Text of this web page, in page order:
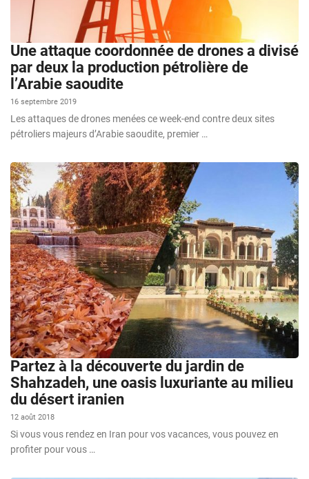
Une attaque coordonnée de drones a divisé
par deux la production pétrolière de
l’Arabie saoudite
16 septembre 2019
Les attaques de drones menées ce week-end contre deux sites
pétroliers majeurs d’Arabie saoudite, premier …
Partez à la découverte du jardin de
Shahzadeh, une oasis luxuriante au milieu
du désert iranien
12 août 2018
Si vous vous rendez en Iran pour vos vacances, vous pouvez en
profiter pour vous …